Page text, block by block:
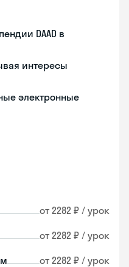
DAAD в
интересы
электронные
от 2282 ₽ / урок
от 2282 ₽ / урок
от 2282 ₽ / урок